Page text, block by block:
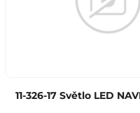
11-326-17 Světlo LED